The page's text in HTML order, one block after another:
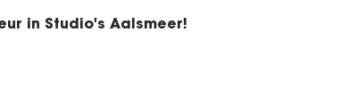
in Studio's Aalsmeer!